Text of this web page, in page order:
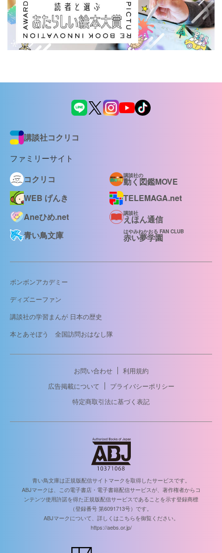
講談社コクリコ
ファミリーサイト
コクリコ
講談社の
動く図鑑MOVE
WEB げんき
TELEMAGA.net
Aneひめ.net
講談社
えほん通信
青い鳥文庫
はやみねかおる FAN CLUB
赤い夢学園
ボンボンアカデミー
ディズニーファン
講談社の学習まんが 日本の歴史
本とあそぼう 全国訪問おはなし隊
お問い合わせ
利用規約
広告掲載について
プライバシーポリシー
特定商取引法に基づく表記
青い鳥文庫は正規版配信サイトマークを取得したサービスです。
ABJマークは、この電子書店・電子書籍配信サービスが、著作権者からコ
ンテンツ使用許諾を得た正規版配信サービスであることを示す登録商標
（登録番号 第6091713号）です。
ABJマークについて、詳しくはこちらを御覧ください。
https://aebs.or.jp/